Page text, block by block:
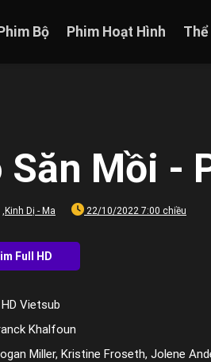
Phim Bộ Phim Hoạt Hình
Săn Mồi -
Kinh Dị - Ma 22/10/2022 7:00 chiều
HD Vietsub
Khalfoun
Miller, Kristine Froseth, Jolene